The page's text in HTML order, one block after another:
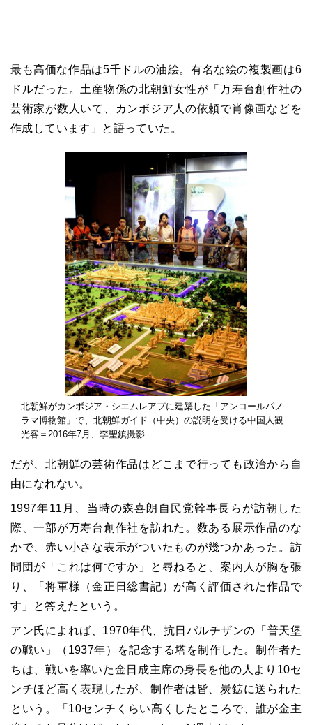
最も高価な作品は5千ドルの油絵。有名な絵の複製画は6
ドルだった。土産物係の北朝鮮女性が「万寿台創作社の
芸術家が数人いて、カンボジア人の依頼で肖像画などを
作成しています」と語っていた。
北朝鮮がカンボジア・シエムレアプに建築した「アンコールパノ
ラマ博物館」で、北朝鮮ガイド（中央）の説明を受ける中国人観
光客＝2016年7月、李聖鎮撮影
だが、北朝鮮の芸術作品はどこまで行っても政治から自
由になれない。
1997年11月、当時の森喜朗自民党幹事長らが訪朝した
際、一部が万寿台創作社を訪れた。数ある展示作品のな
かで、赤い小さな表示がついたものが幾つかあった。訪
問団が「これは何ですか」と尋ねると、案内人が胸を張
り、「将軍様（金正日総書記）が高く評価された作品で
す」と答えたという。
アン氏によれば、1970年代、抗日パルチザンの「普天堡
の戦い」（1937年）を記念する塔を制作した。制作者た
ちは、戦いを率いた金日成主席の身長を他の人より10セ
ンチほど高く表現したが、制作者は皆、炭鉱に送られた
という。「10センチくらい高くしたところで、誰が金主